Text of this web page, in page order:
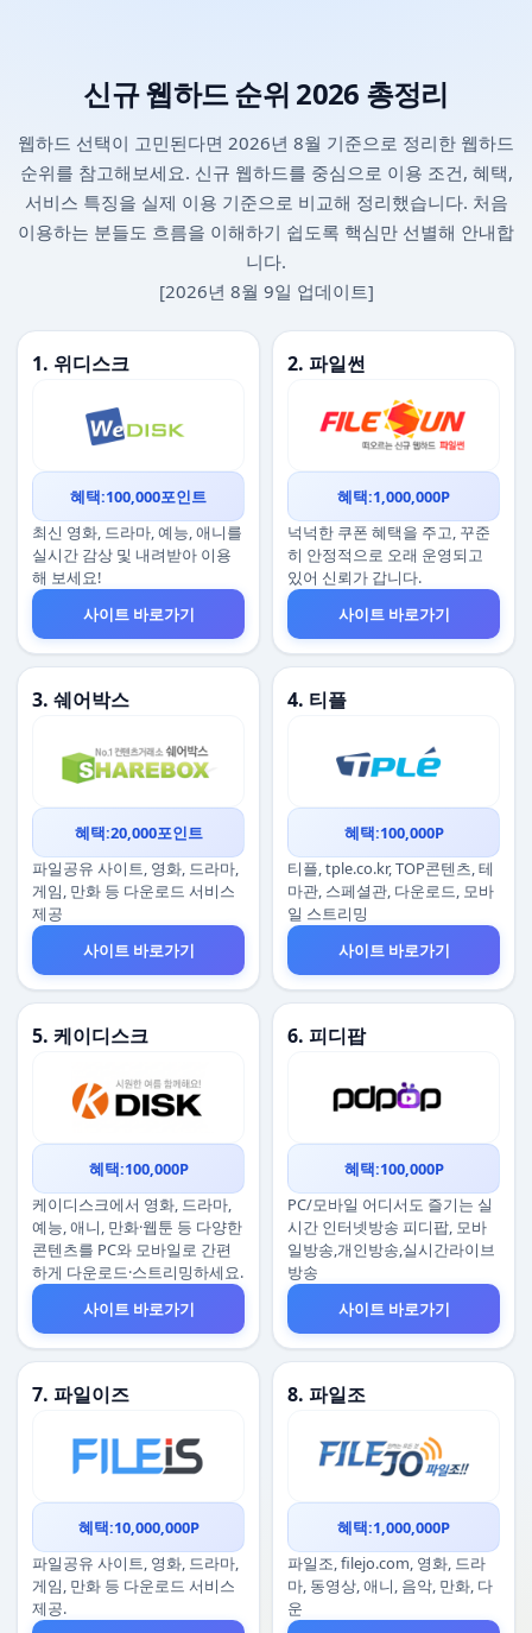
신규 웹하드 순위 2026 총정리
웹하드 선택이 고민된다면 2026년 8월 기준으로 정리한 웹하드
순위를 참고해보세요. 신규 웹하드를 중심으로 이용 조건, 혜택,
서비스 특징을 실제 이용 기준으로 비교해 정리했습니다. 처음
이용하는 분들도 흐름을 이해하기 쉽도록 핵심만 선별해 안내합
니다.
[2026년 8월 9일 업데이트]
1. 위디스크
혜택:100,000포인트
최신 영화, 드라마, 예능, 애니를
실시간 감상 및 내려받아 이용
해 보세요!
사이트 바로가기
2. 파일썬
혜택:1,000,000P
넉넉한 쿠폰 혜택을 주고, 꾸준
히 안정적으로 오래 운영되고
있어 신뢰가 갑니다.
사이트 바로가기
3. 쉐어박스
혜택:20,000포인트
파일공유 사이트, 영화, 드라마,
게임, 만화 등 다운로드 서비스
제공
사이트 바로가기
4. 티플
혜택:100,000P
티플, tple.co.kr, TOP콘텐츠, 테
마관, 스페셜관, 다운로드, 모바
일 스트리밍
사이트 바로가기
5. 케이디스크
혜택:100,000P
케이디스크에서 영화, 드라마,
예능, 애니, 만화·웹툰 등 다양한
콘텐츠를 PC와 모바일로 간편
하게 다운로드·스트리밍하세요.
사이트 바로가기
6. 피디팝
혜택:100,000P
PC/모바일 어디서도 즐기는 실
시간 인터넷방송 피디팝, 모바
일방송,개인방송,실시간라이브
방송
사이트 바로가기
7. 파일이즈
혜택:10,000,000P
파일공유 사이트, 영화, 드라마,
게임, 만화 등 다운로드 서비스
제공.
8. 파일조
혜택:1,000,000P
파일조, filejo.com, 영화, 드라
마, 동영상, 애니, 음악, 만화, 다
운